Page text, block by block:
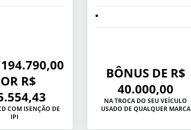
194.790,00
R$
COM ISENÇÃO DE
IPI
BÔNUS DE R$
40.000,00
NA TROCA DO SEU VEÍCULO
USADO DE QUALQUER MARCA